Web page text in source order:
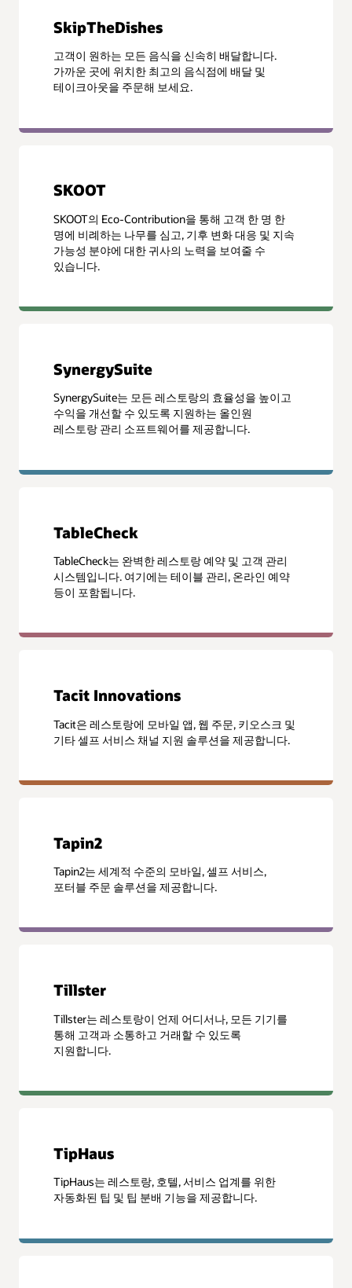
SkipTheDishes
고객이 원하는 모든 음식을 신속히 배달합니다.
가까운 곳에 위치한 최고의 음식점에 배달 및
테이크아웃을 주문해 보세요.
SKOOT
SKOOT의 Eco-Contribution을 통해 고객 한 명 한
명에 비례하는 나무를 심고, 기후 변화 대응 및 지속
가능성 분야에 대한 귀사의 노력을 보여줄 수
있습니다.
SynergySuite
SynergySuite는 모든 레스토랑의 효율성을 높이고
수익을 개선할 수 있도록 지원하는 올인원
레스토랑 관리 소프트웨어를 제공합니다.
TableCheck
TableCheck는 완벽한 레스토랑 예약 및 고객 관리
시스템입니다. 여기에는 테이블 관리, 온라인 예약
등이 포함됩니다.
Tacit Innovations
Tacit은 레스토랑에 모바일 앱, 웹 주문, 키오스크 및
기타 셀프 서비스 채널 지원 솔루션을 제공합니다.
Tapin2
Tapin2는 세계적 수준의 모바일, 셀프 서비스,
포터블 주문 솔루션을 제공합니다.
Tillster
Tillster는 레스토랑이 언제 어디서나, 모든 기기를
통해 고객과 소통하고 거래할 수 있도록
지원합니다.
TipHaus
TipHaus는 레스토랑, 호텔, 서비스 업계를 위한
자동화된 팁 및 팁 분배 기능을 제공합니다.